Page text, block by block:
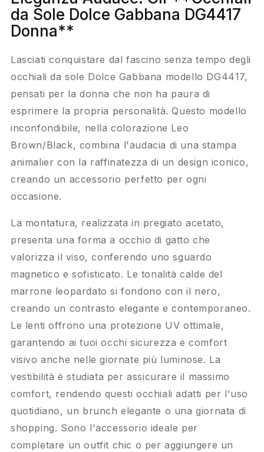
da Sole Dolce Gabbana DG4417
Donna**
Lasciati conquistare dal fascino senza tempo degli
occhiali da sole Dolce Gabbana modello DG4417,
pensati per la donna che non ha paura di
esprimere la propria personalità. Questo modello
inconfondibile, nella colorazione Leo
Brown/Black, combina l'audacia di una stampa
animalier con la raffinatezza di un design iconico,
creando un accessorio perfetto per ogni
occasione.
La montatura, realizzata in pregiato acetato,
presenta una forma a occhio di gatto che
valorizza il viso, conferendo uno sguardo
magnetico e sofisticato. Le tonalità calde del
marrone leopardato si fondono con il nero,
creando un contrasto elegante e contemporaneo.
Le lenti offrono una protezione UV ottimale,
garantendo ai tuoi occhi sicurezza e comfort
visivo anche nelle giornate più luminose. La
vestibilità è studiata per assicurare il massimo
comfort, rendendo questi occhiali adatti per l'uso
quotidiano, un brunch elegante o una giornata di
shopping. Sono l'accessorio ideale per
completare un outfit chic o per aggiungere un